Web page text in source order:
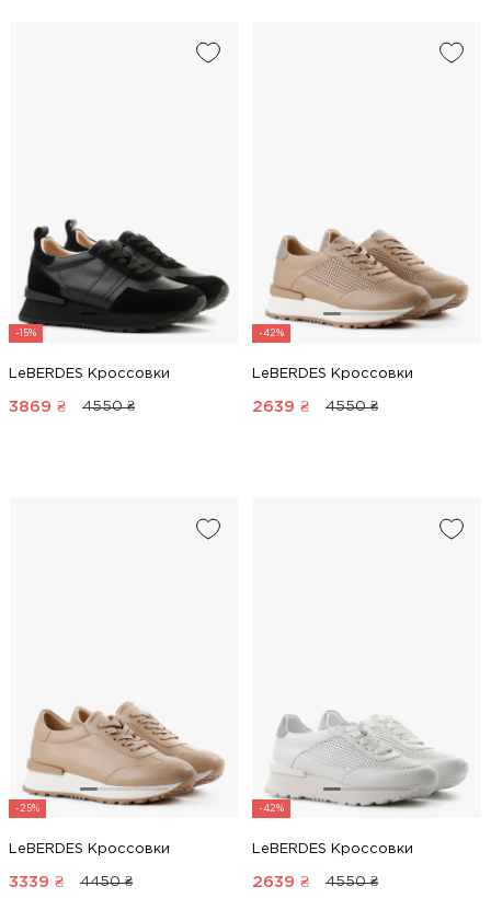
-15%
LeBERDES Кроссовки
3869 ₴ 4550 ₴
-42%
LeBERDES Кроссовки
2639 ₴ 4550 ₴
-25%
LeBERDES Кроссовки
3339 ₴ 4450 ₴
-42%
LeBERDES Кроссовки
2639 ₴ 4550 ₴